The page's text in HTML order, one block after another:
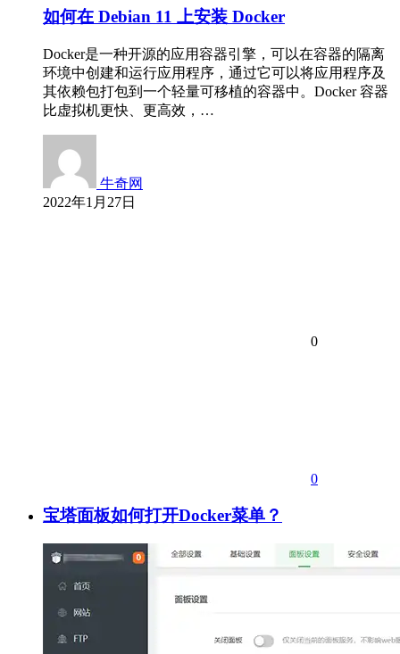
如何在 Debian 11 上安装 Docker
Docker是一种开源的应用容器引擎，可以在容器的隔离
环境中创建和运行应用程序，通过它可以将应用程序及
其依赖包打包到一个轻量可移植的容器中。Docker 容器
比虚拟机更快、更高效，…
牛奇网
2022年1月27日
0
0
宝塔面板如何打开Docker菜单？